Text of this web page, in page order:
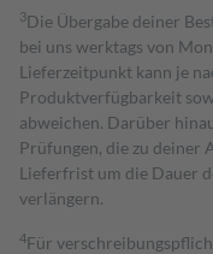
3Die Übergabe deiner
bei uns werktags von
Lieferzeitpunkt kann je
Produktverfügbarkeit
abweichen. Darüber
Prüfungen, die zu deiner
Lieferfrist um die Dauer
verlängern.
4Für